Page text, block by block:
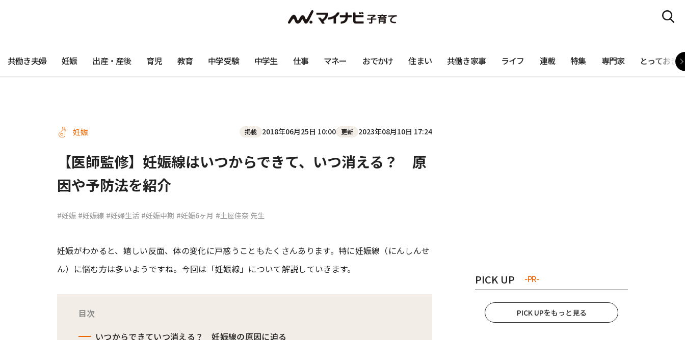
共働き夫婦 妊娠 出産・産後 育児 教育 中学受験 中学生 仕事 マネー おでかけ 住まい 共働き家事 ライフ 連載 特集 専門家 とっておき
妊娠 掲載 2018年06月25日 10:00 更新 2023年08月10日 17:24
【医師監修】妊娠線はいつからできて、いつ消える？ 原
因や予防法を紹介
#妊娠 #妊娠線 #妊婦生活 #妊娠中期 #妊娠6ヶ月 #土屋佳奈 先生
妊娠がわかると、嬉しい反面、体の変化に戸惑うこともたくさんあります。特に妊娠線（にんしんせ
ん）に悩む方は多いようですね。今回は「妊娠線」について解説していきます。
目次
いつからできていつ消える？ 妊娠線の原因に迫る
PICK UP -PR-
PICK UPをもっと見る